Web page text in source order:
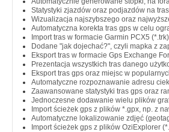
Statystyki zjazdów oraz podjazdów na
Wizualizacja najszybszego oraz
Automatyczna korekta tras gps w celu
Import tras w formacie Garmin PCX5 (*.trk)
Dodane "jak dojechać?", czyli mapka z
Eksport tras w formacie Gps Exchange
Prezentacja wszystkich tras danego
Eksport tras gps oraz miejsc w
Automatyczne rozpoznawanie adresu
Zaawansowane statystyki tras gps oraz
Jednoczesne dodawanie wielu plików
Import ścieżek gps z plików *.gpx, np. z
Automatyczne lokalizowanie zdjęć
Import ścieżek gps z plików OziExplorer